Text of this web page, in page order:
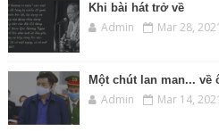
Khi bài hát trở về
Admin Mar 28, 2021
Một chút lan man... về
Admin Mar 14, 2021